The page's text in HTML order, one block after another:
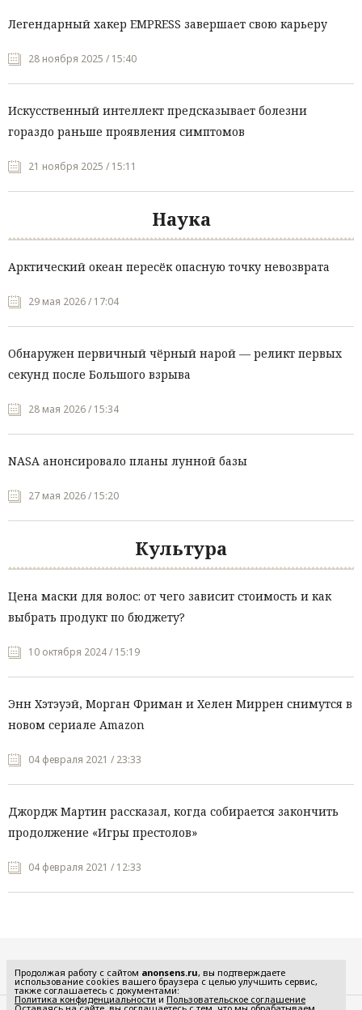
Легендарный хакер EMPRESS завершает свою карьеру
28 ноября 2025 / 15:40
Искусственный интеллект предсказывает болезни
гораздо раньше проявления симптомов
21 ноября 2025 / 15:11
Наука
Арктический океан пересёк опасную точку невозврата
29 мая 2026 / 17:04
Обнаружен первичный чёрный нарой — реликт первых
секунд после Большого взрыва
28 мая 2026 / 15:34
NASA анонсировало планы лунной базы
27 мая 2026 / 15:20
Культура
Цена маски для волос: от чего зависит стоимость и как
выбрать продукт по бюджету?
10 октября 2024 / 15:19
Энн Хэтэуэй, Морган Фриман и Хелен Миррен снимутся в
новом сериале Amazon
04 февраля 2021 / 23:33
Джордж Мартин рассказал, когда собирается закончить
продолжение «Игры престолов»
04 февраля 2021 / 12:33
Продолжая работу с сайтом anonsens.ru, вы подтверждаете
использование cookies вашего браузера с целью улучшить сервис,
также соглашаетесь с документами:
Политика конфиденциальности и Пользовательское соглашение